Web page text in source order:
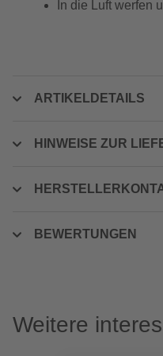
In die Luft werfen
ARTIKELDETAILS
HINWEISE ZUR
BEWERTUNGEN
Weitere